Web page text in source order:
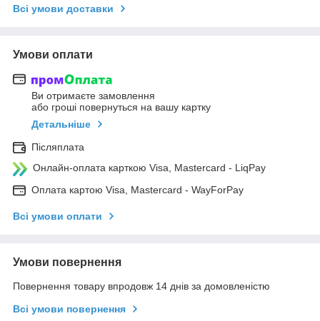
Всі умови доставки
Умови оплати
Ви отримаєте замовлення
або гроші повернуться на вашу картку
Детальніше
Післяплата
Онлайн-оплата карткою Visa, Mastercard - LiqPay
Оплата картою Visa, Mastercard - WayForPay
Всі умови оплати
Умови повернення
Повернення товару впродовж 14 днів за домовленістю
Всі умови повернення